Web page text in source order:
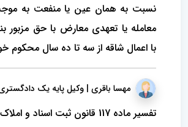
نسبت به‌‌ همان عین یا منفعت به
معامله یا تعهدی معارض با حق مزبور
با اعمال شاقه از سه تا ده سال محکوم
مهسا باقری | وکیل پایه یک
تفسیر ماده 117 قانون ثبت اسناد و املاک: